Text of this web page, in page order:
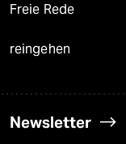
Freie Rede
reingehen
Newsletter